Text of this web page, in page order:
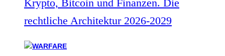
Krypto, Bitcoin und Finanzen. Die
rechtliche Architektur 2026-2029